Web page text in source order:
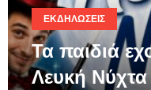
ΕΚΔΗΛΏΣΕΙΣ
Τα παιδιά
Λευκή